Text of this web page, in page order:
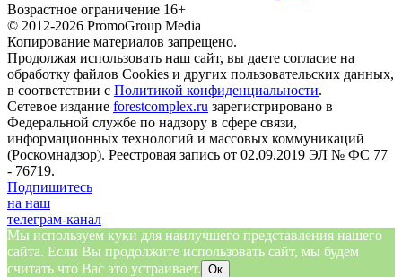
Возрастное ограничение 16+
© 2012-2026 PromoGroup Media
Копирование материалов запрещено.
Продолжая использовать наш сайт, вы даете согласие на
обработку файлов Cookies и других пользовательских данных,
в соответствии с Политикой конфиденциальности.
Сетевое издание forestcomplex.ru зарегистрировано в
Федеральной службе по надзору в сфере связи,
информационных технологий и массовых коммуникаций
(Роскомнадзор). Реестровая запись от 02.09.2019 ЭЛ № ФС 77
- 76719.
Подпишитесь
на наш
телеграм-канал
Мы используем куки для наилучшего представления нашего
сайта. Если Вы продолжите использовать сайт, мы будем
считать что Вас это устраивает. Ок